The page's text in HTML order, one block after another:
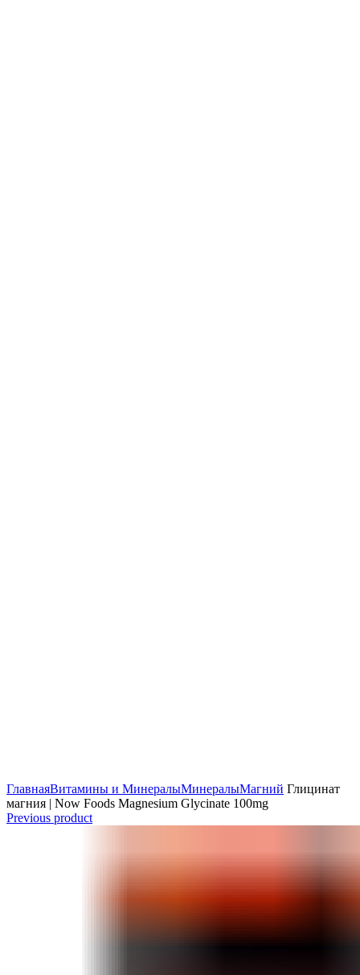
ГлавнаяВитамины и МинералыМинералыМагний Глицинат
магния | Now Foods Magnesium Glycinate 100mg
Previous product